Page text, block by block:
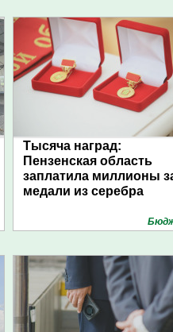
Тысяча наград:
Пензенская область
заплатила миллионы
медали из серебра